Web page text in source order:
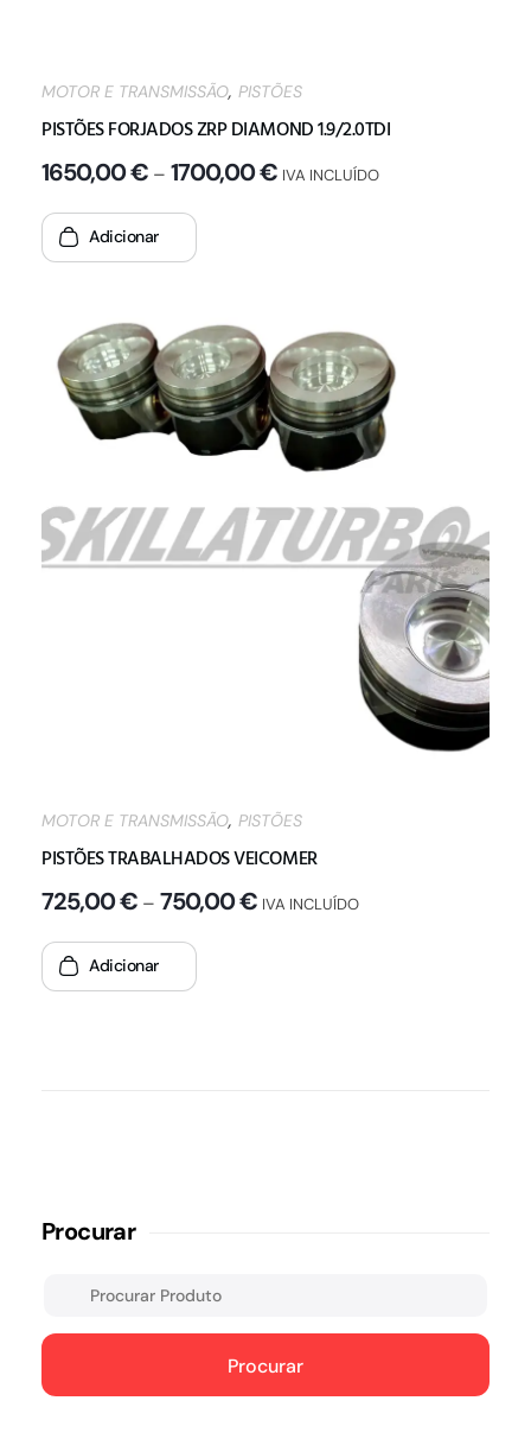
PISTÕES FORJADOS ZRP DIAMOND 1.9/2.0TDI
1650,00€ – 1700,00€ IVA INCLUÍDO
MOTOR E TRANSMISSÃO, PISTÕES
Adicionar
PISTÕES TRABALHADOS VEICOMER
725,00€ – 750,00€ IVA INCLUÍDO
MOTOR E TRANSMISSÃO, PISTÕES
Adicionar
Procurar
Procurar